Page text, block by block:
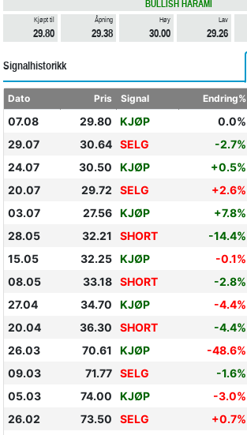
BULLISH HARAMI
Kjøpt til
29.80
Åpning
29.38
Høy
30.00
Lav
29.26
Signalhistorikk
Dato Pris Signal Endring%
07.08 29.80 KJØP 0.0%
29.07
30.64 SELG -2.7%
24.07
30.50 KJØP +0.5%
20.07
29.72 SELG +2.6%
03.07
27.56 KJØP +7.8%
28.05
32.21 SHORT -14.4%
15.05
32.25 KJØP -0.1%
08.05
33.18 SHORT -2.8%
27.04
34.70 KJØP -4.4%
20.04
36.30 SHORT -4.4%
26.03
70.61 KJØP -48.6%
09.03
71.77 SELG -1.6%
05.03
74.00 KJØP -3.0%
26.02
73.50 SELG +0.7%